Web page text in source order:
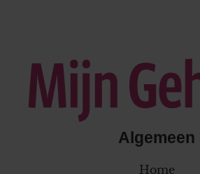
Algemeen
Home